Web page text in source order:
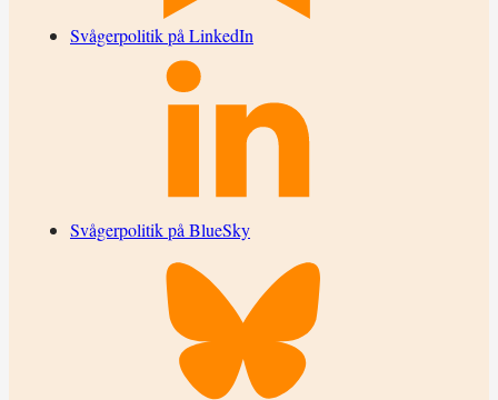
Svågerpolitik på LinkedIn
Svågerpolitik på BlueSky